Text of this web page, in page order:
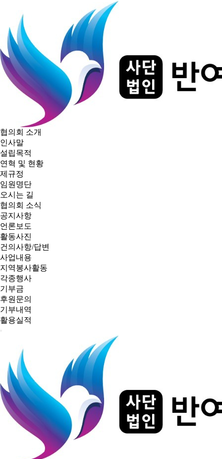
협의회 소개
인사말
설립목적
연혁 및 현황
제규정
임원명단
오시는 길
협의회 소식
공지사항
언론보도
활동사진
건의사항/답변
사업내용
지역봉사활동
각종행사
기부금
후원문의
기부내역
활용실적